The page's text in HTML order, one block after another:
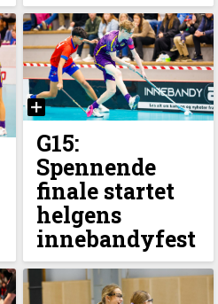
G15:
Spennende
finale startet
helgens
innebandyfest